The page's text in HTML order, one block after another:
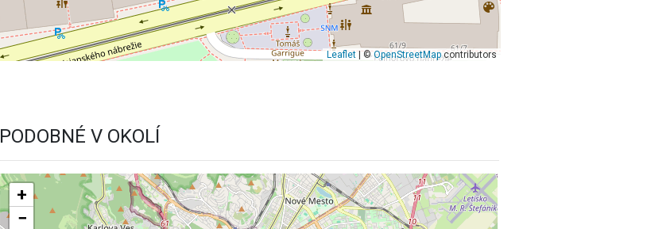
Leaflet| ©OpenStreetMapcontributors
PODOBNÉ V OKOLÍ
+
−